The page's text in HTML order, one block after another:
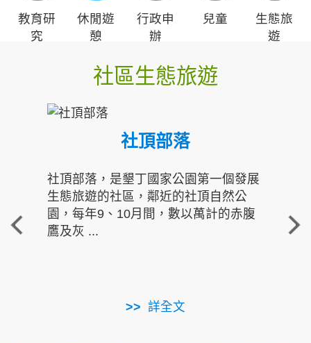
教育研
究
休閒遊
憩
行政申
辦
兒童
生態旅
遊
社區生態旅遊
社頂部落
社頂部落，是墾丁國家公園第一個發展
生態旅遊的社區，鄰近的社頂自然公
園，每年9、10月間，數以萬計的赤腹
鷹及灰 ...
詳全文
重
走進